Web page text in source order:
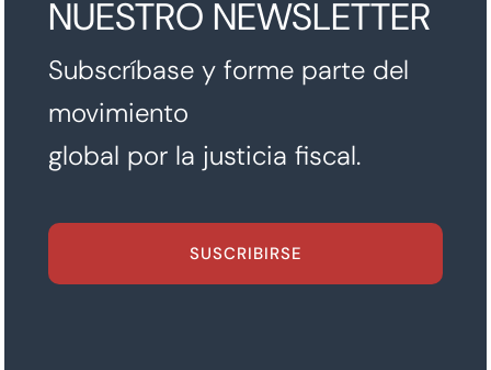
NUESTRO NEWSLETTER
Subscríbase y forme parte del
movimiento
global por la justicia fiscal.
SUSCRIBIRSE